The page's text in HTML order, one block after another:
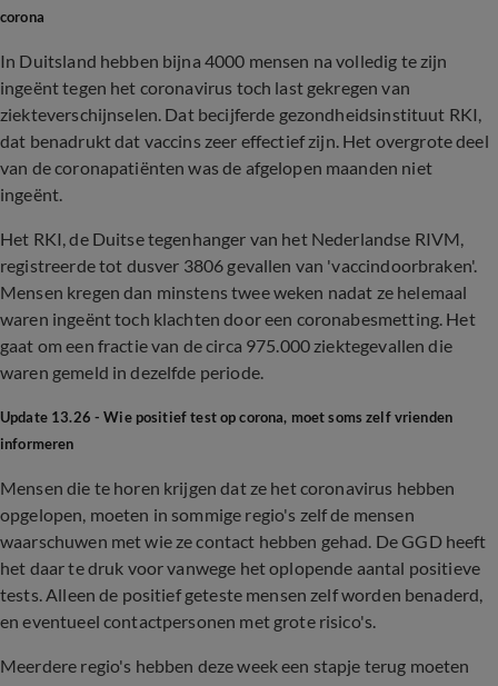
corona
In Duitsland hebben bijna 4000 mensen na volledig te zijn
ingeënt tegen het coronavirus toch last gekregen van
ziekteverschijnselen. Dat becijferde gezondheidsinstituut RKI,
dat benadrukt dat vaccins zeer effectief zijn. Het overgrote deel
van de coronapatiënten was de afgelopen maanden niet
ingeënt.
Het RKI, de Duitse tegenhanger van het Nederlandse RIVM,
registreerde tot dusver 3806 gevallen van 'vaccindoorbraken'.
Mensen kregen dan minstens twee weken nadat ze helemaal
waren ingeënt toch klachten door een coronabesmetting. Het
gaat om een fractie van de circa 975.000 ziektegevallen die
waren gemeld in dezelfde periode.
Update 13.26 - Wie positief test op corona, moet soms zelf vrienden
informeren
Mensen die te horen krijgen dat ze het coronavirus hebben
opgelopen, moeten in sommige regio's zelf de mensen
waarschuwen met wie ze contact hebben gehad. De GGD heeft
het daar te druk voor vanwege het oplopende aantal positieve
tests. Alleen de positief geteste mensen zelf worden benaderd,
en eventueel contactpersonen met grote risico's.
Meerdere regio's hebben deze week een stapje terug moeten